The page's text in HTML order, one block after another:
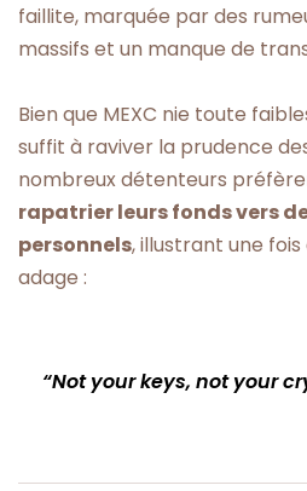
faillite, marquée par des
massifs et un manque de
Bien que MEXC nie toute
suffit à raviver la prudence
nombreux détenteurs
rapatrier leurs fonds vers
personnels, illustrant une
adage :
“Not your keys, not your